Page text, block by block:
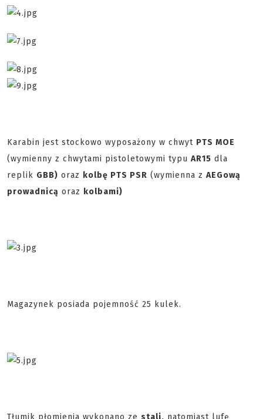
Karabin jest stockowo wyposażony w chwyt PTS MOE
(wymienny z chwytami pistoletowymi typu AR15 dla
replik GBB) oraz kolbę PTS PSR (wymienna z AEGową
prowadnicą oraz kolbami)
Magazynek posiada pojemność 25 kulek.
Tłumik płomienia wykonano ze stali, natomiast lufę